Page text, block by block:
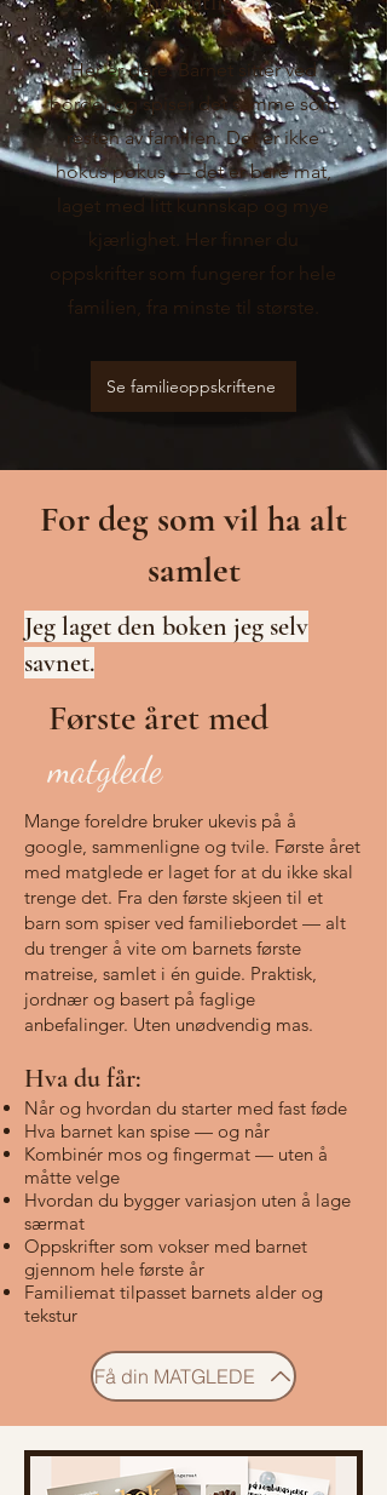
Her er dere. Barnet sitter ved
bordet og spiser det samme som
resten av familien. Det er ikke
hokus pokus — det er bare mat,
laget med litt kunnskap og mye
kjærlighet. Her finner du
oppskrifter som fungerer for hele
familien, fra minste til største.
Se familieoppskriftene
For deg som vil ha alt
samlet
Jeg laget den boken jeg selv
savnet.
Første året med
matglede
Mange foreldre bruker ukevis på å
google, sammenligne og tvile. Første året
med matglede er laget for at du ikke skal
trenge det. Fra den første skjeen til et
barn som spiser ved familiebordet — alt
du trenger å vite om barnets første
matreise, samlet i én guide. Praktisk,
jordnær og basert på faglige
anbefalinger. Uten unødvendig mas.
Hva du får:
Når og hvordan du starter med fast føde
Hva barnet kan spise — og når
Kombinér mos og fingermat — uten å
måtte velge
Hvordan du bygger variasjon uten å lage
særmat
Oppskrifter som vokser med barnet
gjennom hele første år
Familiemat tilpasset barnets alder og
tekstur
Få din MATGLEDE